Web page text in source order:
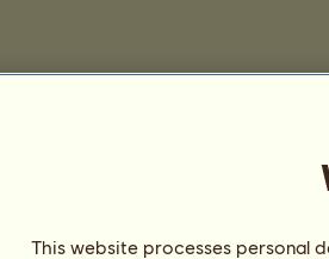
This website processes personal